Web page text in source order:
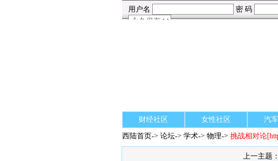
财经社区 女性社区 汽
西陆首页-> 论坛-> 学术-> 物理-> 挑战相对论
上一主题：